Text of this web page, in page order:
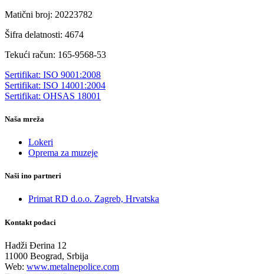
Matični broj: 20223782
Šifra delatnosti: 4674
Tekući račun: 165-9568-53
Sertifikat: ISO 9001:2008
Sertifikat: ISO 14001:2004
Sertifikat: OHSAS 18001
Naša mreža
Lokeri
Oprema za muzeje
Naši ino partneri
Primat RD d.o.o. Zagreb, Hrvatska
Kontakt podaci
Hadži Đerina 12
11000 Beograd, Srbija
Web: www.metalnepolice.com